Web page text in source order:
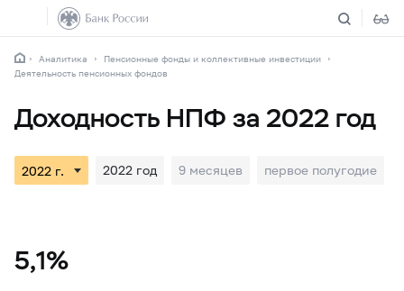
Аналитика
Пенсионные фонды и коллективные инвестиции
Деятельность пенсионных фондов
Доходность НПФ за 2022 год
2022 год 9 месяцев первое полугодие
5,1%